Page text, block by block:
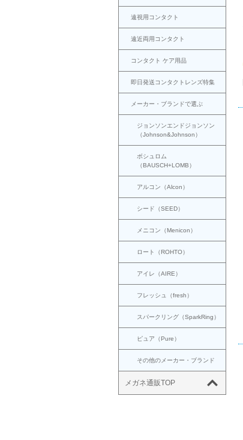
遠視用コンタクト
遠近両用コンタクト
コンタクト ケア用品
即日発送コンタクトレンズ特集
メーカー・ブランドで選ぶ
ジョンソンエンドジョンソン
（Johnson&Johnson）
ボシュロム
（BAUSCH+LOMB）
アルコン（Alcon）
シード（SEED）
メニコン（Menicon）
ロート（ROHTO）
アイレ（AIRE）
フレッシュ（fresh）
スパークリング（SparkRing）
ピュア（Pure）
その他のメーカー・ブランド
メガネ通販TOP